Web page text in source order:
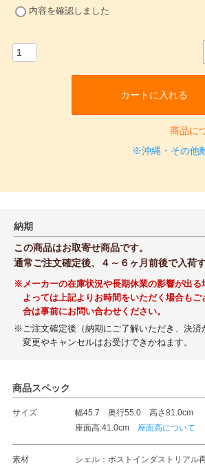
(
内容を確認しました
カートに入れる
商品に
※沖縄・その他
納期
この商品はお取寄せ商品です。
通常ご注文確定後、４～６ヶ月前後で入荷
※メーカーの在庫状況や長期休業の影響が出る
よっては上記よりお時間をいただく場合も
合は事前にお問い合わせください。
※ご注文確定後（納期にご了解いただき、決済
変更やキャンセルはお受けできかねます。
商品スペック
サイズ
幅45.7 奥行55.0 高さ81.0cm
座面高:41.0cm 座面高について
素材
シェル：ポストインダストリアル